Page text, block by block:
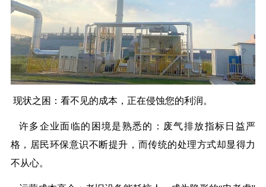
现状之困：看不见的成本，正在侵蚀您的利润。
许多企业面临的困境是熟悉的：废气排放指标日益严
格，居民环保意识不断提升，而传统的处理方式却显得力
不从心。